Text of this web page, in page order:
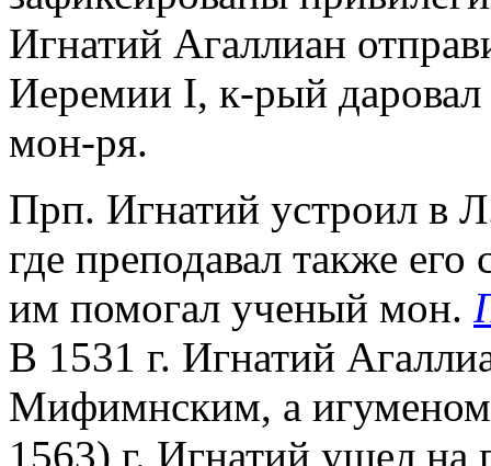
Игнатий Агаллиан
Иеремии I, к-рый даровал
мон-ря.
Прп. Игнатий устроил в
где преподавал также
им помогал ученый мон.
В 1531 г. Игнатий
Мифимнским, а
1563) г. Игнатий ушел на